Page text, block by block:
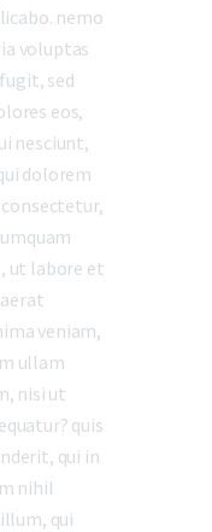
nemo
voluptas
sed
eos,
nesciunt,
dolorem
ut labore et
veniam,
ullam
nisi ut
quis
qui in
nihil
qui